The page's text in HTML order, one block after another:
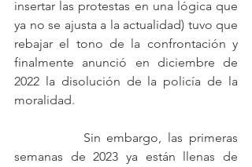
insertar las protestas en una lógica que
ya no se ajusta a la actualidad) tuvo que
rebajar el tono de la confrontación y
finalmente anunció en diciembre de
2022 la disolución de la policía de la
moralidad.
semanas de 2023 ya están llenas de